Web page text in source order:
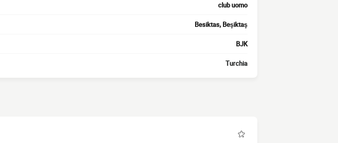
club uomo
Besiktas, Beşiktaş
BJK
Turchia